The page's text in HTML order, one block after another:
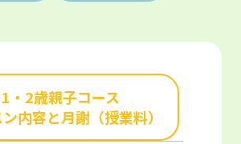
1・2歳親子コース
内容と月謝（授業料）